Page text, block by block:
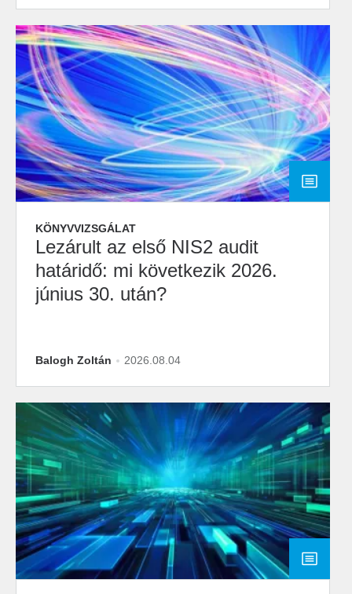
KÖNYVVIZSGÁLAT
Lezárult az első NIS2 audit
határidő: mi következik 2026.
június 30. után?
Balogh Zoltán 2026.08.04